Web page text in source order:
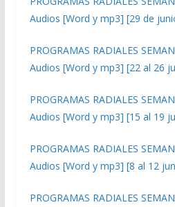
Audios [Word y mp3] [29 de
PROGRAMAS RADIALES
Audios [Word y mp3] [22 al 26
PROGRAMAS RADIALES
Audios [Word y mp3] [15 al 19
PROGRAMAS RADIALES
Audios [Word y mp3] [8 al 12
PROGRAMAS RADIALES